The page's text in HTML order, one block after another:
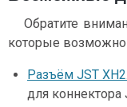
Обратите
которые возможно
Разъём JST
для коннектора